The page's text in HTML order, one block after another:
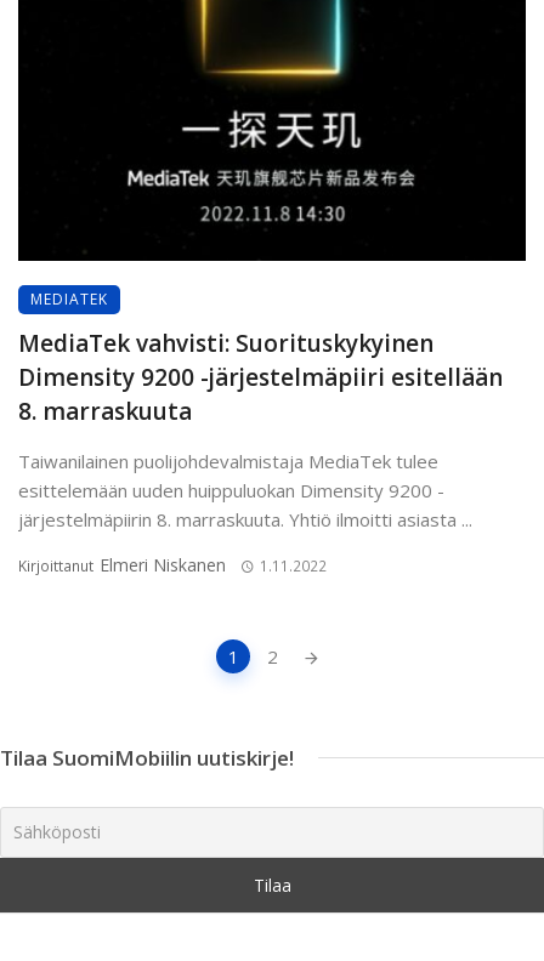
MEDIATEK
MediaTek vahvisti: Suorituskykyinen
Dimensity 9200 -järjestelmäpiiri esitellään
8. marraskuuta
Taiwanilainen puolijohdevalmistaja MediaTek tulee
esittelemään uuden huippuluokan Dimensity 9200 -
järjestelmäpiirin 8. marraskuuta. Yhtiö ilmoitti asiasta ...
Kirjoittanut Elmeri Niskanen 1.11.2022
1 2
Tilaa SuomiMobiilin uutiskirje!